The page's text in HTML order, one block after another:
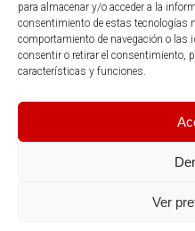
para almacenar y/o acceder a la
consentimiento de estas tecnologías
comportamiento de navegación o las
consentir o retirar el consentimiento,
características y funciones.
Ver
Copyright © Daen Sport - Todos los derechos
Aviso legal